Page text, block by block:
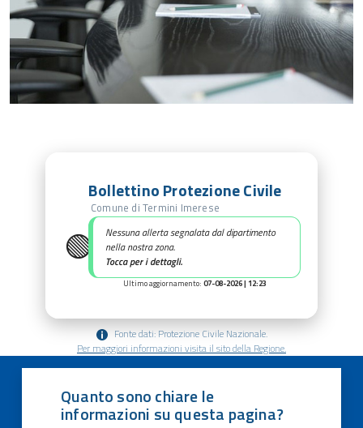
🟢
Bollettino Protezione Civile
Comune di Termini Imerese
Nessuna allerta segnalata dal dipartimento
nella nostra zona.
Tocca per i dettagli.
Ultimo aggiornamento: 07-08-2026 | 12:23
Fonte dati: Protezione Civile Nazionale.
Per maggiori informazioni visita il sito della Regione.
Quanto sono chiare le
informazioni su questa pagina?